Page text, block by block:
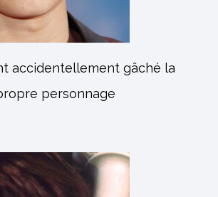
accidentellement gâché la
personnage